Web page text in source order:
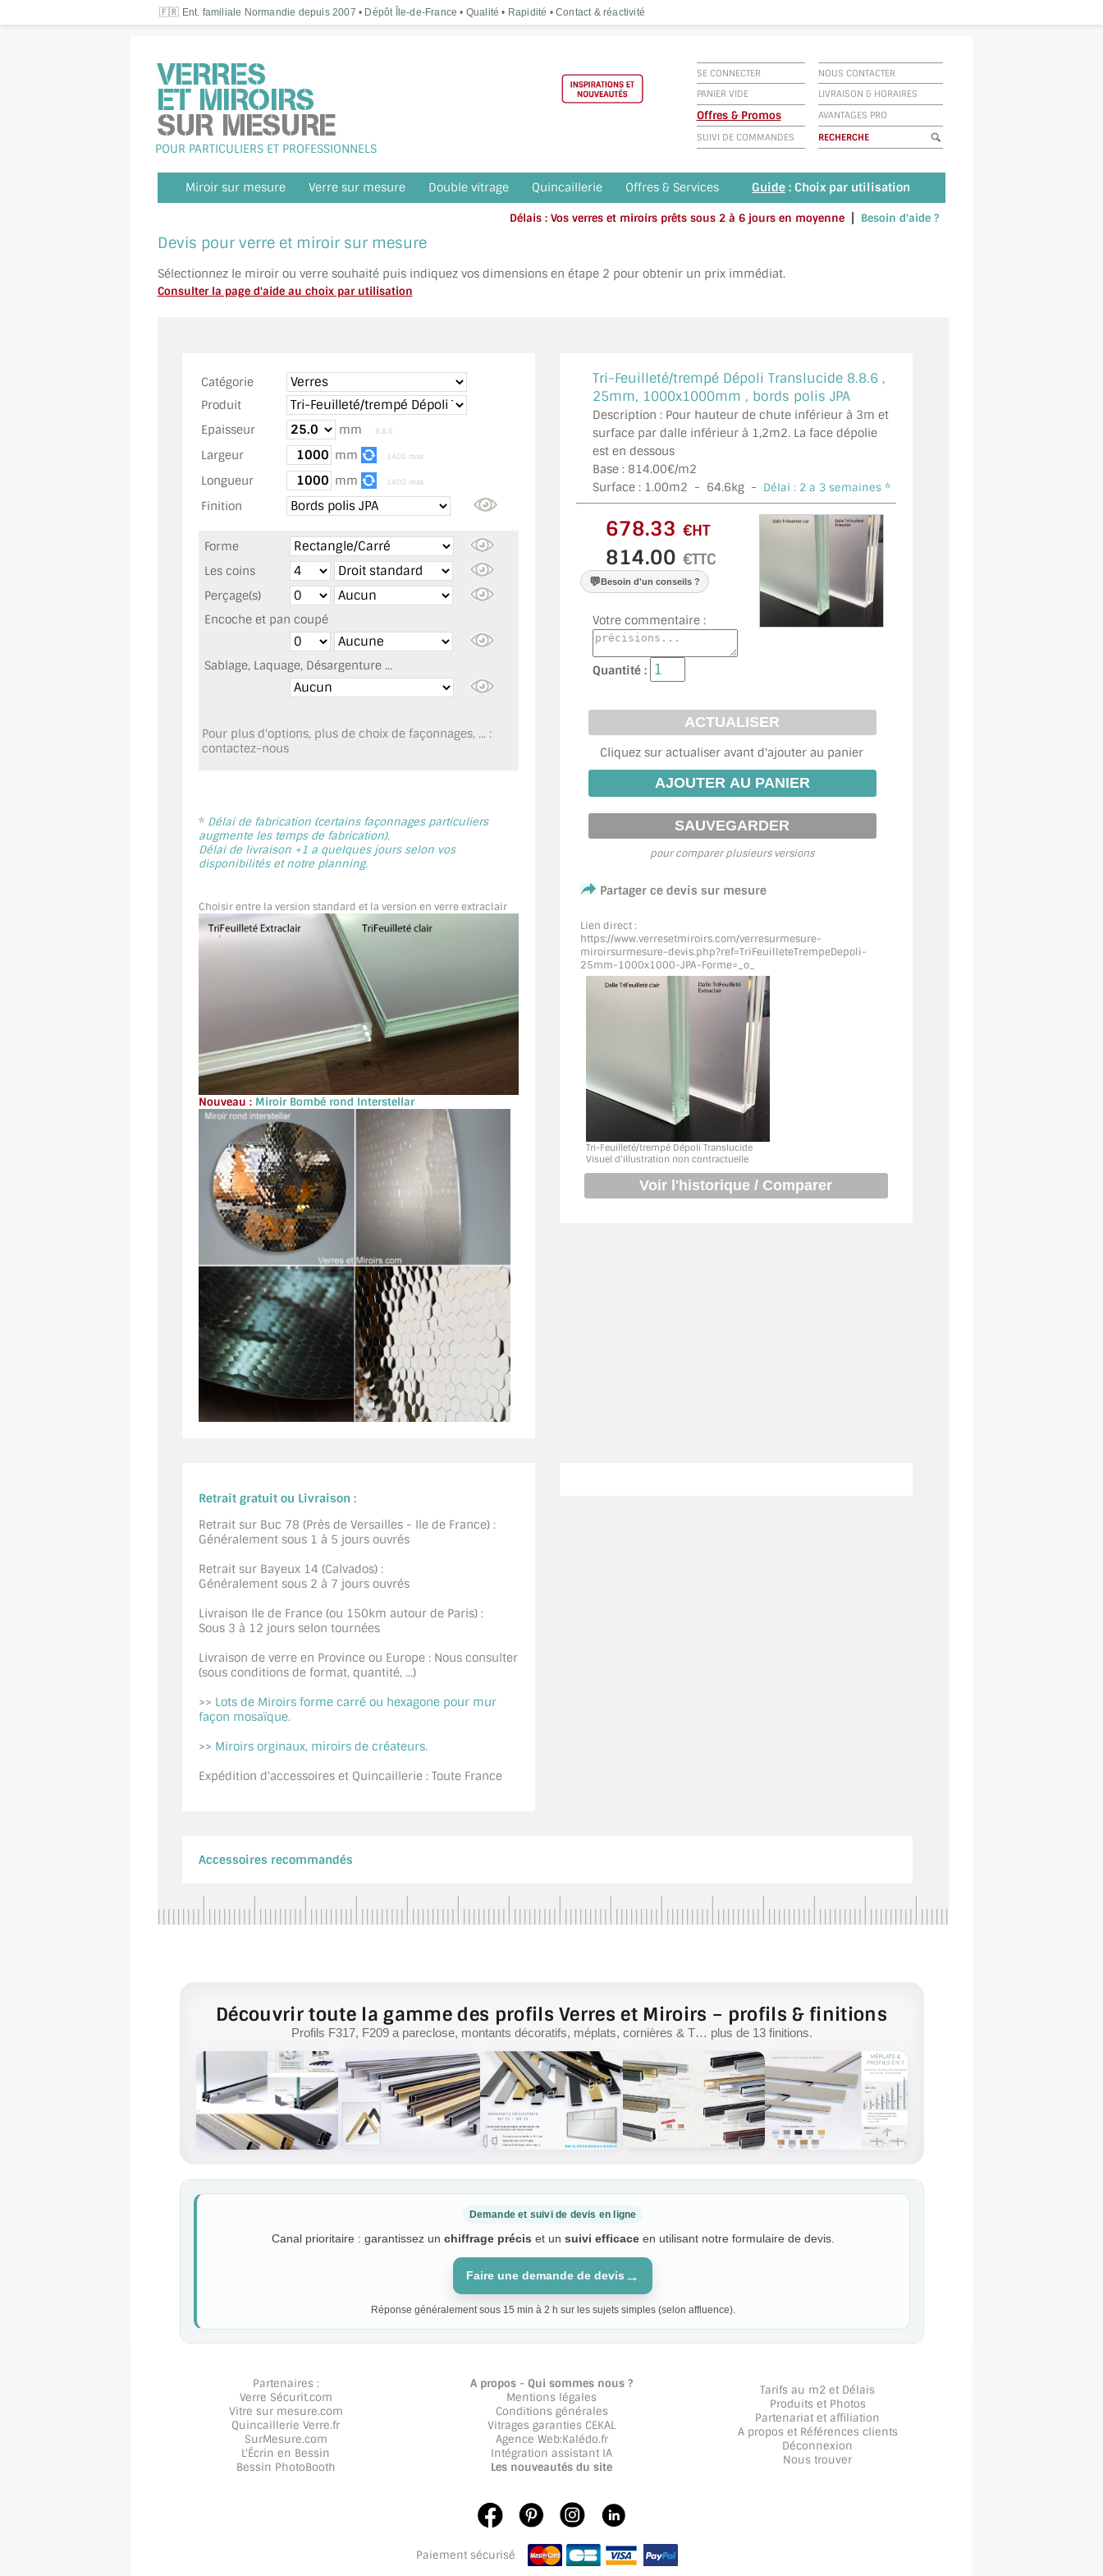
🇫🇷 Ent. familiale Normandie depuis 2007 • Dépôt Île-de-France • Qualité • Rapidité • Contact & réactivité
POUR PARTICULIERS ET PROFESSIONNELS
SE CONNECTER
NOUS CONTACTER
PANIER VIDE
LIVRAISON & HORAIRES
Offres & Promos
AVANTAGES PRO
SUIVI DE COMMANDES
Miroir sur mesure Verre sur mesure Double vitrage Quincaillerie Offres & Services Guide : Choix par utilisation
Délais : Vos verres et miroirs prêts sous 2 à 6 jours en moyenne| Besoin d'aide ?
Devis pour verre et miroir sur mesure
Sélectionnez le miroir ou verre souhaité puis indiquez vos dimensions en étape 2 pour obtenir un prix immédiat.
Consulter la page d'aide au choix par utilisation
Catégorie
Produit
Epaisseur
mm 8.8.6
Largeur mm 1400 max
Longueur mm 1400 max
Finition
Forme
Les coins
Perçage(s)
Encoche et pan coupé
Sablage, Laquage, Désargenture ...
Pour plus d'options, plus de choix de façonnages, ... :
contactez-nous
* Délai de fabrication (certains façonnages particuliers
augmente les temps de fabrication).
Délai de livraison +1 a quelques jours selon vos
disponibilités et notre planning.
Choisir entre la version standard et la version en verre extraclair
Nouveau : Miroir Bombé rond Interstellar
Tri-Feuilleté/trempé Dépoli Translucide 8.8.6 ,
25mm, 1000x1000mm , bords polis JPA
Description : Pour hauteur de chute inférieur à 3m et
surface par dalle inférieur à 1,2m2. La face dépolie
est en dessous
Base : 814.00€/m2
Surface : 1.00m2 - 64.6kg - Délai : 2 a 3 semaines *
€HT
€TTC
💬Besoin d'un conseils ?
Votre commentaire :
Quantité :
Cliquez sur actualiser avant d'ajouter au panier
pour comparer plusieurs versions
Partager ce devis sur mesure
Lien direct :
https://www.verresetmiroirs.com/verresurmesure-
miroirsurmesure-devis.php?ref=TriFeuilleteTrempeDepoli-
25mm-1000x1000-JPA-Forme=_o_
Tri-Feuilleté/trempé Dépoli Translucide
Visuel d'illustration non contractuelle
Retrait gratuit ou Livraison :
Retrait sur Buc 78 (Près de Versailles - Ile de France) :
Généralement sous 1 à 5 jours ouvrés
Retrait sur Bayeux 14 (Calvados) :
Généralement sous 2 à 7 jours ouvrés
Livraison Ile de France (ou 150km autour de Paris) :
Sous 3 à 12 jours selon tournées
Livraison de verre en Province ou Europe : Nous consulter
(sous conditions de format, quantité, ...)
>> Lots de Miroirs forme carré ou hexagone pour mur
façon mosaïque.
>> Miroirs orginaux, miroirs de créateurs.
Expédition d'accessoires et Quincaillerie : Toute France
Accessoires recommandés
Découvrir toute la gamme des profils Verres et Miroirs – profils & finitions
Profils F317, F209 a pareclose, montants décoratifs, méplats, cornières & T… plus de 13 finitions.
Demande et suivi de devis en ligne
Canal prioritaire : garantissez un chiffrage précis et un suivi efficaceen utilisant notre formulaire de devis.
Faire une demande de devis →
Réponse généralement sous 15 min à 2 h sur les sujets simples (selon affluence).
Partenaires :
Verre Sécurit.com
Vitre sur mesure.com
Quincaillerie Verre.fr
SurMesure.com
L'Écrin en Bessin
Bessin PhotoBooth
A propos - Qui sommes nous ?
Mentions légales
Conditions générales
Vitrages garanties CEKAL
Agence Web:Kalédo.fr
Intégration assistant IA
Les nouveautés du site
Tarifs au m2 et Délais
Produits et Photos
Partenariat et affiliation
A propos et Références clients
Déconnexion
Nous trouver
Paiement sécurisé